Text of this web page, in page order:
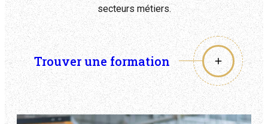
secteurs métiers.
Trouver une formation